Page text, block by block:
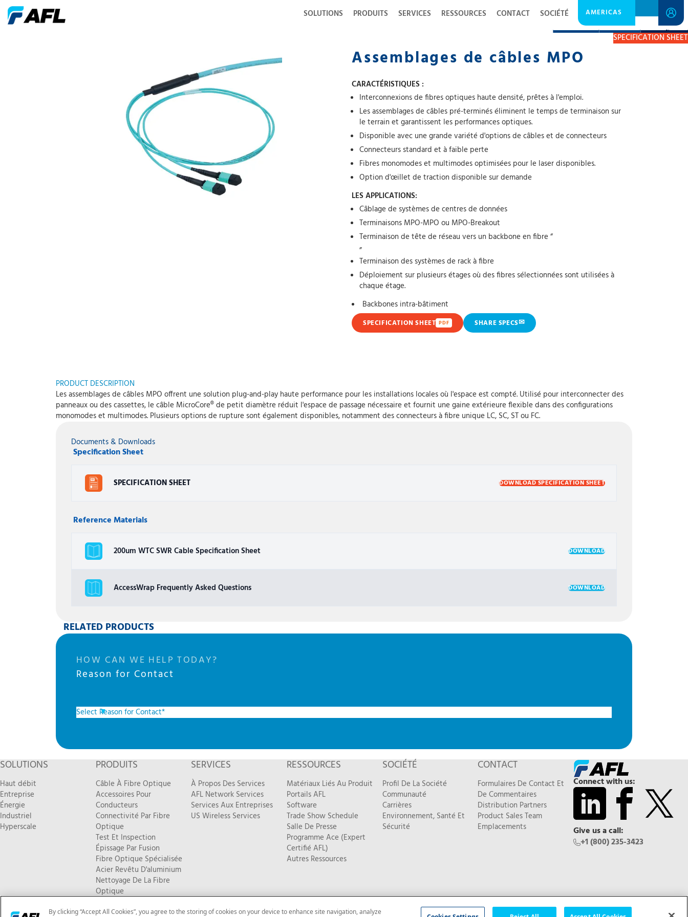
SOLUTIONS PRODUITS SERVICES RESSOURCES CONTACT SOCIÉTÉ AMERICAS
DESCRIPTIONRESOURCESGET A QUOTE
SPECIFICATION SHEET
Assemblages de câbles MPO
CARACTÉRISTIQUES :
Interconnexions de fibres optiques haute densité, prêtes à l'emploi.
Les assemblages de câbles pré-terminés éliminent le temps de terminaison sur
le terrain et garantissent les performances optiques.
Disponible avec une grande variété d'options de câbles et de connecteurs
Connecteurs standard et à faible perte
Fibres monomodes et multimodes optimisées pour le laser disponibles.
Option d'œillet de traction disponible sur demande
LES APPLICATIONS:
Câblage de systèmes de centres de données
Terminaisons MPO-MPO ou MPO-Breakout
Terminaison de tête de réseau vers un backbone en fibre “
”
Terminaison des systèmes de rack à fibre
Déploiement sur plusieurs étages où des fibres sélectionnées sont utilisées à
chaque étage.
Backbones intra-bâtiment
SPECIFICATION SHEET PDF SHARE SPECS✉
PRODUCT DESCRIPTION
Les assemblages de câbles MPO offrent une solution plug-and-play haute performance pour les installations locales où l'espace est compté. Utilisé pour interconnecter des
panneaux ou des cassettes, le câble MicroCore® de petit diamètre réduit l'espace de passage nécessaire et fournit une gaine extérieure flexible dans des configurations
monomodes et multimodes. Plusieurs options de rupture sont également disponibles, notamment des connecteurs à fibre unique LC, SC, ST ou FC.
Documents & Downloads
Specification Sheet
SPECIFICATION SHEET DOWNLOAD SPECIFICATION SHEET
Reference Materials
200um WTC SWR Cable Specification Sheet DOWNLOAD
AccessWrap Frequently Asked Questions DOWNLOAD
RELATED PRODUCTS
HOW CAN WE HELP TODAY?
Reason for Contact
SOLUTIONS
Haut débit
Entreprise
Énergie
Industriel
Hyperscale
PRODUITS
Câble À Fibre Optique
Accessoires Pour
Conducteurs
Connectivité Par Fibre
Optique
Test Et Inspection
Épissage Par Fusion
Fibre Optique Spécialisée
Acier Revêtu D'aluminium
Nettoyage De La Fibre
Optique
SERVICES
À Propos Des Services
AFL Network Services
Services Aux Entreprises
US Wireless Services
RESSOURCES
Matériaux Liés Au Produit
Portails AFL
Software
Trade Show Schedule
Salle De Presse
Programme Ace (Expert
Certifié AFL)
Autres Ressources
SOCIÉTÉ
Profil De La Société
Communauté
Carrières
Environnement, Santé Et
Sécurité
CONTACT
Formulaires De Contact Et
De Commentaires
Distribution Partners
Product Sales Team
Emplacements
Connect with us:
Give us a call:
+1 (800) 235-3423
By clicking “Accept All Cookies”, you agree to the storing of cookies on your device to enhance site navigation, analyze
Feedback